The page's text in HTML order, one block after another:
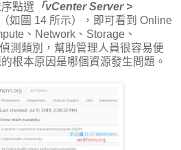
點選 「vCenter Server >
如圖 14 所示），即可看到 Online
、Network、Storage、
測類別，幫助管理人員很容易便
根本原因是哪個資源發生問題。